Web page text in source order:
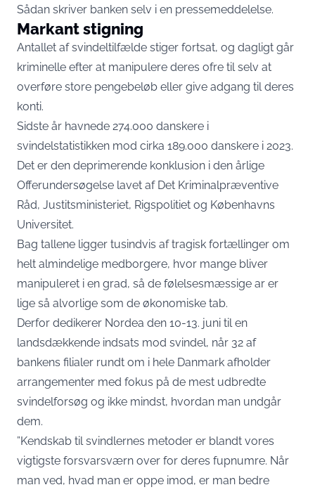
Sådan skriver banken selv i en pressemeddelelse.
Markant stigning
Antallet af svindeltilfælde stiger fortsat, og dagligt går
kriminelle efter at manipulere deres ofre til selv at
overføre store pengebeløb eller give adgang til deres
konti.
Sidste år havnede 274.000 danskere i
svindelstatistikken mod cirka 189.000 danskere i 2023.
Det er den deprimerende konklusion i den årlige
Offerundersøgelse lavet af Det Kriminalpræventive
Råd, Justitsministeriet, Rigspolitiet og Københavns
Universitet.
Bag tallene ligger tusindvis af tragisk fortællinger om
helt almindelige medborgere, hvor mange bliver
manipuleret i en grad, så de følelsesmæssige ar er
lige så alvorlige som de økonomiske tab.
Derfor dedikerer Nordea den 10-13. juni til en
landsdækkende indsats mod svindel, når 32 af
bankens filialer rundt om i hele Danmark afholder
arrangementer med fokus på de mest udbredte
svindelforsøg og ikke mindst, hvordan man undgår
dem.
”Kendskab til svindlernes metoder er blandt vores
vigtigste forsvarsværn over for deres fupnumre. Når
man ved, hvad man er oppe imod, er man bedre